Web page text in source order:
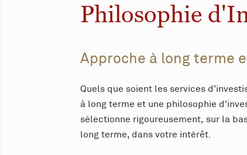
Philosophie
Approche à long terme
Quels que soient les services
à long terme et une philosophie
sélectionne rigoureusement, sur la
long terme, dans votre intérêt.